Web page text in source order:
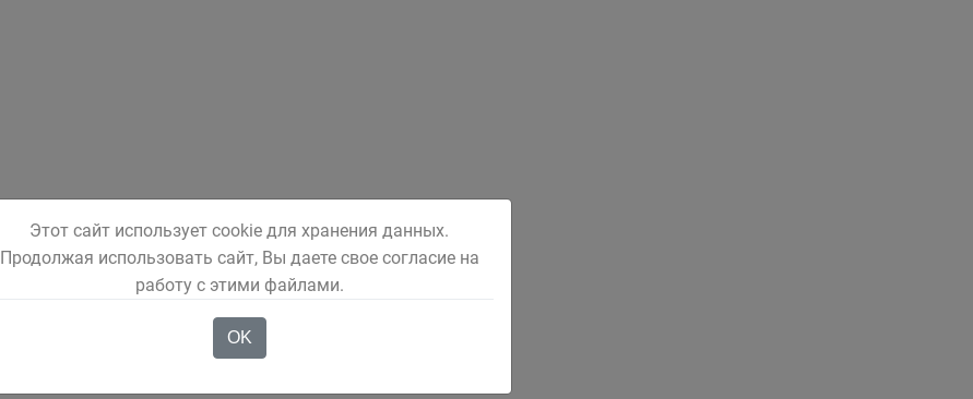
Этот сайт использует cookie для хранения данных.
Продолжая использовать сайт, Вы даете свое согласие на
работу с этими файлами.
OK